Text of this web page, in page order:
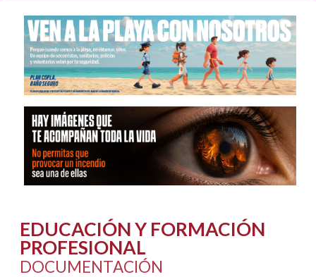
EDUCACIÓN Y FORMACIÓN
PROFESIONAL
DOCUMENTACIÓN